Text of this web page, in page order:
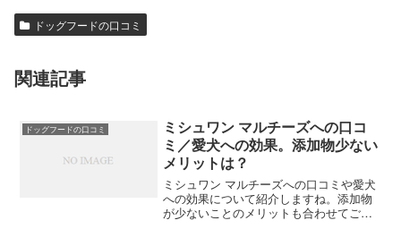
ドッグフードの口コミ
関連記事
ドッグフードの口コミ
ミシュワン マルチーズへの口コ
ミ／愛犬への効果。添加物少ない
メリットは？
ミシュワン マルチーズへの口コミや愛犬
への効果について紹介しますね。添加物
が少ないことのメリットも合わせてご説